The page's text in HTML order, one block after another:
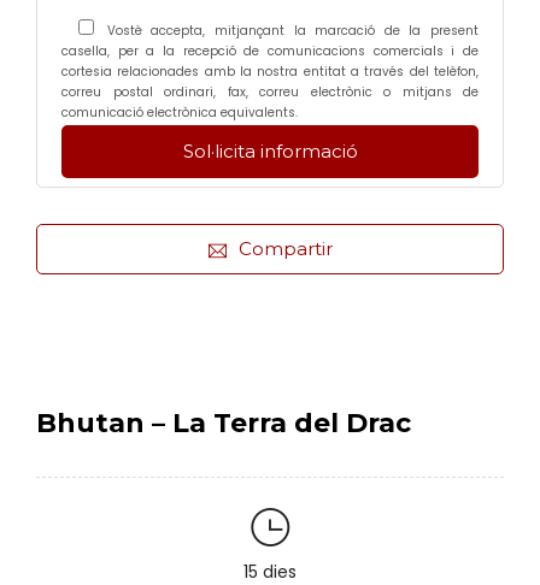
Vostè accepta, mitjançant la marcació de la present
casella, per a la recepció de comunicacions comercials i de
cortesia relacionades amb la nostra entitat a través del telèfon,
correu postal ordinari, fax, correu electrònic o mitjans de
comunicació electrònica equivalents.
Compartir
Bhutan – La Terra del Drac
15 dies